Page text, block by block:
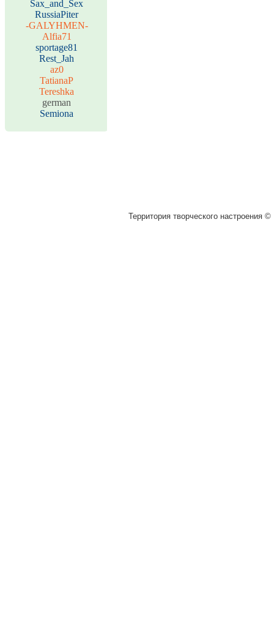
Sax_and_Sex
RussiaPiter
-GALYHMEN-
Alfia71
sportage81
Rest_Jah
az0
TatianaP
Tereshka
german
Semiona
Территория творческого настроения